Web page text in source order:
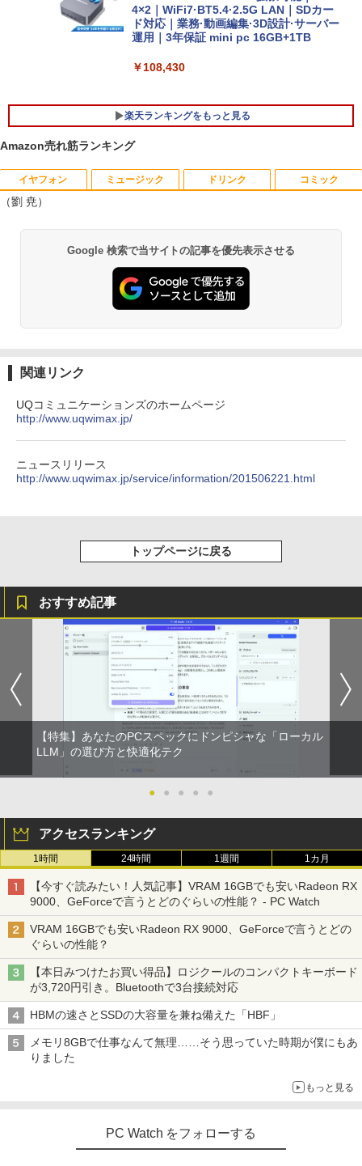
クライト HDMI microSD Office Windo
ws11
4×2｜WiFi7·BT5.4·2.5G LAN｜SDカー
ド対応｜業務·動画編集·3D設計·サーバー
運用｜3年保証 mini pc 16GB+1TB
￥108,430
楽天ランキングをもっと見る
1
DELL デル E1913S LED液晶モニター 19
沢 ノングレア 液晶ディスプレイ VGA
【中古】
【マラソンセール期間中ポイント5倍】中
動作確認済み
￥7,700
4
21.5型〜27型ワイド 【HDMI対応 / FULL
HD解像度】 大手メーカー液晶 (Dell/HP/
NEC等) テレワーク デュアルモニター S
witch PS4 PS5対応 【整備済み中古品】
￥6,470
モバイルモニター 15.6インチ InnoView
モバイルディスプレイ 自立型 1920*1080
FHD ポータブルモニター IPS液晶パネル
薄型 軽量 持ち運び 壁掛けに対応 Switc
SBType-C/標準HDMI対応【選べる種
類】タッチ/ケース付き/4Kタイプ
￥8,980
1 夏帆 The Tale of KAHO [ 村上 春樹 ]
プレステップ神道学（9） [ 國學院大學神
3 1OC Vol.7 （TJMOOK）
第4版 [ 一般社団法人日本集中治療医学会
教育委員会 ]
￥22,000
タッチペンで音が聞ける！ はじめてずか
ん1000 英語つき はじめて図鑑1000 はじ
めてのずかん こども 子ども 0歳 1歳 2歳
3歳 4歳 小学館 タッチペン 図鑑 ずかん
はじめて 英語 プレゼント クリスマス お
祝い 知育玩具 英語教育
￥5,478
Amazon売れ筋ランキング
イヤフォン
￥7,990
Anker Soundcore Liberty 5 ミッドナイトブ
￥14,990
【2026年アップグレード版】AOKIMI ワイヤ
レスイヤホン bluetooth イヤホン V12 小型
るーとゅーす コードレス ENCノイズキャン
学/WEB会議(ホワイト)
￥1,964
Xiaomi シャオミ REDMI Buds 8 Lite ワイヤ
レスイヤホン Bluetooth 5.4 ノイズキャンセ
リング ANC 36時間再生
￥3,480
ミュージック
[Explicit]
￥250
見知らぬ糸
￥250
On My Road (Stadium ver.)
On My Road (Stadium ver.)
￥250
ドリンク
ET ラベルレス ×8本
￥1,112
￥1,380
art Basic)
by Amazon 天然水ラベルレス 2L×9本
￥1,117
【Amazon.co.jp限定】 伊藤園 磨かれて、澄
みきった日本の水 2L 8本 ラベルレス [ ケース
] [ 水 ] [ ペットボトル ] [ 箱買い ] [ ストック
] [ 水分補給 ]
￥998
コミック
ンガンコミックス)
￥770
ONE PIECE モノクロ版 115 (ジャンプコミッ
￥594
HUNTER×HUNTER モノクロ版 39 (ジャンプ
コミックスDIGITAL)
￥572
スーパーの裏でヤニ吸うふたり 9巻 (デジタル
版ビッグガンガンコミックス)
￥810
（劉 尭）
Google 検索で当サイトの記事を優先表示させる
関連リンク
UQコミュニケーションズのホームページ
http://www.uqwimax.jp/
ニュースリリース
http://www.uqwimax.jp/service/information/201506221.html
トップページに戻る
おすすめ記事
【特集】あなたのPCスペックにドンピシャな「ローカル
LLM」の選び方と快適化テク
● ● ● ● ●
アクセスランキング
1時間 24時間 1週間 1カ月
【今すぐ読みたい！人気記事】VRAM 16GBでも安いRadeon RX
9000、GeForceで言うとどのぐらいの性能？ - PC Watch
VRAM 16GBでも安いRadeon RX 9000、GeForceで言うとどの
ぐらいの性能？
【本日みつけたお買い得品】ロジクールのコンパクトキーボード
が3,720円引き。Bluetoothで3台接続対応
HBMの速さとSSDの大容量を兼ね備えた「HBF」
メモリ8GBで仕事なんて無理……そう思っていた時期が僕にもあ
りました
もっと見る
PC Watch をフォローする